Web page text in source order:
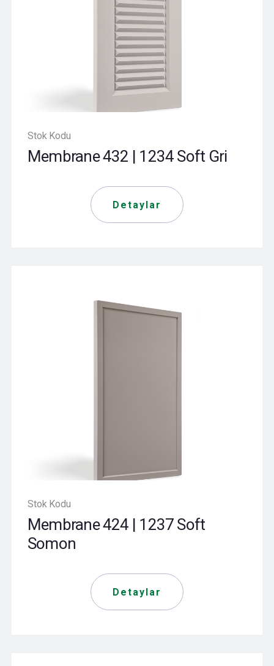
Stok Kodu
Membrane 432 | 1234 Soft Gri
Detaylar
Stok Kodu
Membrane 424 | 1237 Soft
Somon
Detaylar